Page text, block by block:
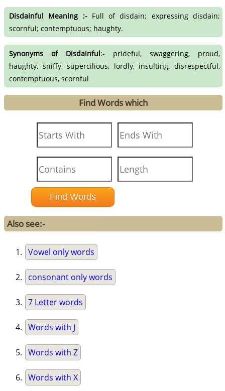
Disdainful Meaning :-Full of disdain; expressing disdain;
scornful; contemptuous; haughty.
Synonyms of Disdainful:- prideful, swaggering, proud,
haughty, sniffy, supercilious, lordly, insulting, disrespectful,
contemptuous, scornful
Find Words which
Also see:-
Vowel only words
consonant only words
7 Letter words
Words with J
Words with Z
Words with X